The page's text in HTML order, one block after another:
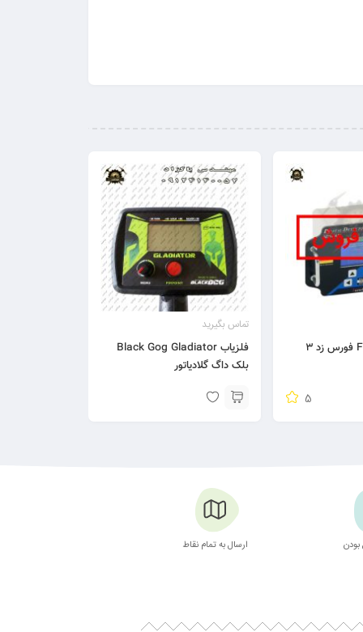
5
تماس بگیرید
فلزیاب Black Gog Gladiator
بلک داگ گلادیاتور
ارسال به تمام نقاط